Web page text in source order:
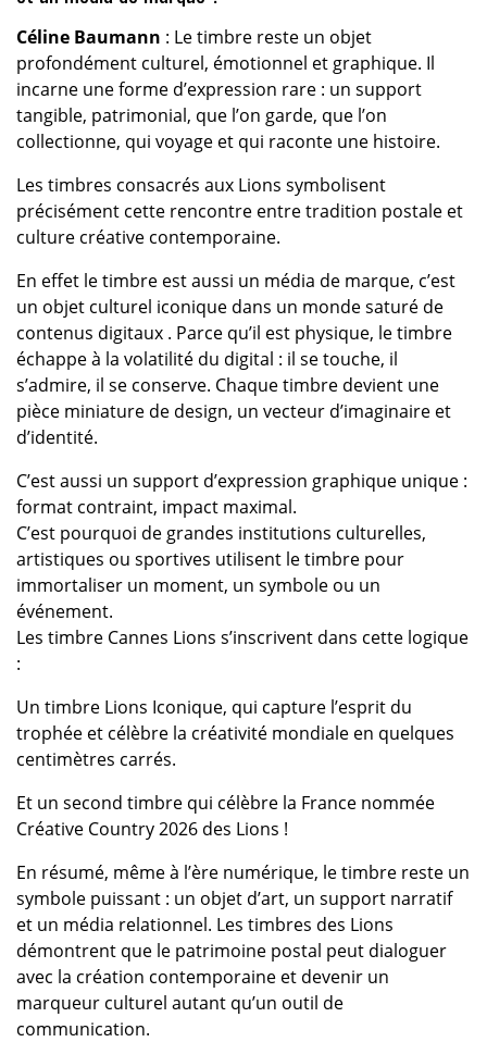
Céline Baumann : Le timbre reste un objet
profondément culturel, émotionnel et graphique. Il
incarne une forme d’expression rare : un support
tangible, patrimonial, que l’on garde, que l’on
collectionne, qui voyage et qui raconte une histoire.
Les timbres consacrés aux Lions symbolisent
précisément cette rencontre entre tradition postale et
culture créative contemporaine.
En effet le timbre est aussi un média de marque, c’est
un objet culturel iconique dans un monde saturé de
contenus digitaux . Parce qu’il est physique, le timbre
échappe à la volatilité du digital : il se touche, il
s’admire, il se conserve. Chaque timbre devient une
pièce miniature de design, un vecteur d’imaginaire et
d’identité.
C’est aussi un support d’expression graphique unique :
format contraint, impact maximal.
C’est pourquoi de grandes institutions culturelles,
artistiques ou sportives utilisent le timbre pour
immortaliser un moment, un symbole ou un
événement.
Les timbre Cannes Lions s’inscrivent dans cette logique
:
Un timbre Lions Iconique, qui capture l’esprit du
trophée et célèbre la créativité mondiale en quelques
centimètres carrés.
Et un second timbre qui célèbre la France nommée
Créative Country 2026 des Lions !
En résumé, même à l’ère numérique, le timbre reste un
symbole puissant : un objet d’art, un support narratif
et un média relationnel. Les timbres des Lions
démontrent que le patrimoine postal peut dialoguer
avec la création contemporaine et devenir un
marqueur culturel autant qu’un outil de
communication.